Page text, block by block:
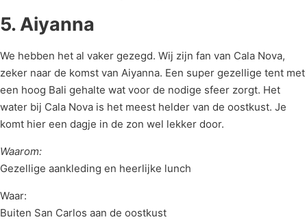
5. Aiyanna
We hebben het al vaker gezegd. Wij zijn fan van Cala Nova,
zeker naar de komst van Aiyanna. Een super gezellige tent met
een hoog Bali gehalte wat voor de nodige sfeer zorgt. Het
water bij Cala Nova is het meest helder van de oostkust. Je
komt hier een dagje in de zon wel lekker door.
Waarom:
Gezellige aankleding en heerlijke lunch
Waar:
Buiten San Carlos aan de oostkust